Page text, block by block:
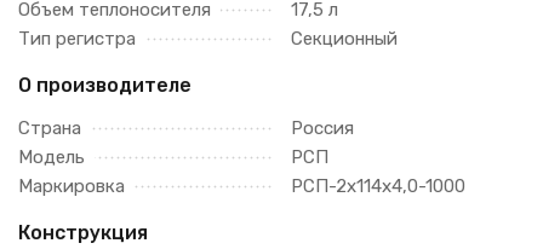
Объем теплоносителя
17,5 л
Тип регистра
Секционный
О производителе
Страна
Россия
Модель
РСП
Маркировка
РСП-2x114x4,0-1000
Конструкция